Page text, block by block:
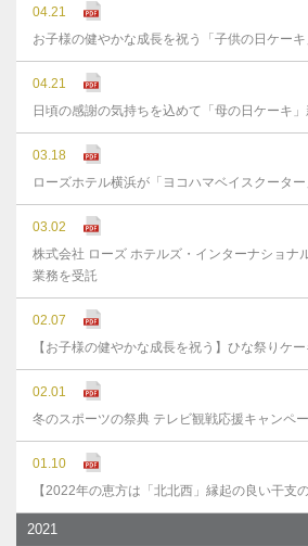
04.21
お子様の健やかな成長を祝う「子供の日ケーキ
04.21
日頃の感謝の気持ちを込めて「母の日ケーキ」
03.18
ローズホテル横浜が「ヨコハマベイスクータ
03.02
株式会社 ローズ ホテルズ・インターナショナ
業務を受託
02.07
【お子様の健やかな成長を祝う】ひな祭りケー
02.01
冬のスポーツの祭典 テレビ観戦応援キャンペ
01.10
【2022年の恵方は「北北西」縁起の良い干支
2021